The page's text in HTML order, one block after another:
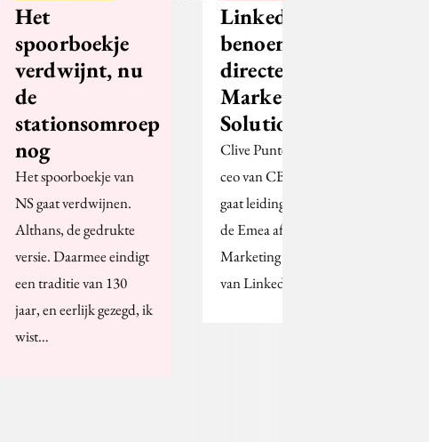
Het
spoorboekje
verdwijnt, nu
de
stationsomroep
nog
Het spoorboekje van
NS gaat verdwijnen.
Althans, de gedrukte
versie. Daarmee eindigt
een traditie van 130
jaar, en eerlijk gezegd, ik
wist…
LinkedIn
benoemt
directeur
Marketing
Solutions
Clive Punter, voormalig
ceo van CBS Outdoor,
gaat leiding geven aan
de Emea afdeling
Marketing Solutions
van LinkedIn.